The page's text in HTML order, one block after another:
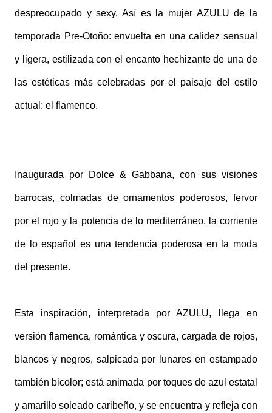
despreocupado y sexy. Así es la mujer AZULU de la
temporada Pre-Otoño: envuelta en una calidez sensual
y ligera, estilizada con el encanto hechizante de una de
las estéticas más celebradas por el paisaje del estilo
actual: el flamenco.
Inaugurada por Dolce & Gabbana, con sus visiones
barrocas, colmadas de ornamentos poderosos, fervor
por el rojo y la potencia de lo mediterráneo, la corriente
de lo español es una tendencia poderosa en la moda
del presente.
Esta inspiración, interpretada por AZULU, llega en
versión flamenca, romántica y oscura, cargada de rojos,
blancos y negros, salpicada por lunares en estampado
también bicolor; está animada por toques de azul estatal
y amarillo soleado caribeño, y se encuentra y refleja con